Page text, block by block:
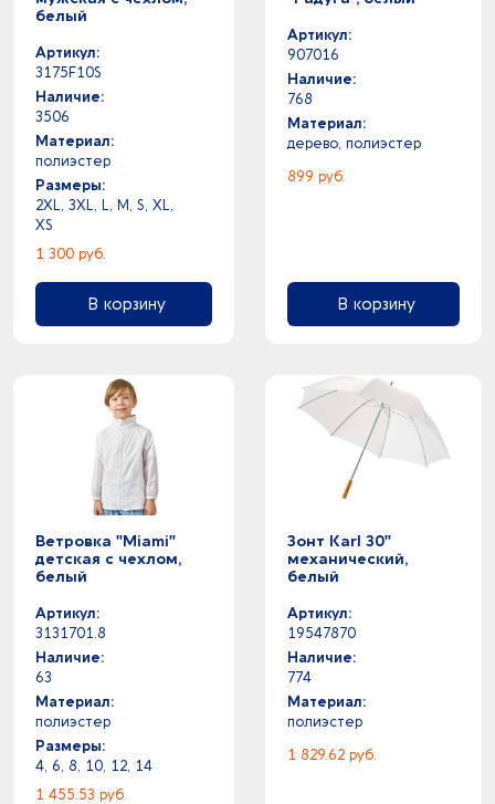
Трафаретная печать с фольгой
УФ DTF печать
Флекстран
Цифровая печать
белый
Артикул:
3175F10S
Наличие:
3506
Материал:
полиэстер
Размеры:
2XL, 3XL, L, M, S, XL,
XS
1 300 руб.
В корзину
Артикул:
907016
Наличие:
768
Материал:
дерево, полиэстер
899 руб.
В корзину
Ветровка "Miami"
детская с чехлом,
белый
Артикул:
3131701.8
Наличие:
63
Материал:
полиэстер
Размеры:
4, 6, 8, 10, 12, 14
1 455.53 руб.
Зонт Karl 30"
механический,
белый
Артикул:
19547870
Наличие:
774
Материал:
полиэстер
1 829.62 руб.